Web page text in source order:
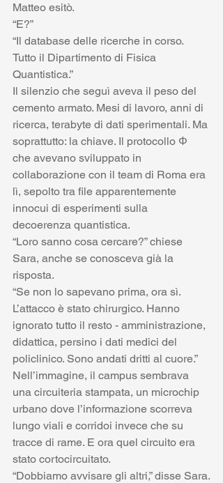
Matteo esitò.
“E?”
“Il database delle ricerche in corso.
Tutto il Dipartimento di Fisica
Quantistica.”
Il silenzio che seguì aveva il peso del
cemento armato. Mesi di lavoro, anni di
ricerca, terabyte di dati sperimentali. Ma
soprattutto: la chiave. Il protocollo Φ
che avevano sviluppato in
collaborazione con il team di Roma era
lì, sepolto tra file apparentemente
innocui di esperimenti sulla
decoerenza quantistica.
“Loro sanno cosa cercare?” chiese
Sara, anche se conosceva già la
risposta.
“Se non lo sapevano prima, ora sì.
L’attacco è stato chirurgico. Hanno
ignorato tutto il resto - amministrazione,
didattica, persino i dati medici del
policlinico. Sono andati dritti al cuore.”
Nell’immagine, il campus sembrava
una circuiteria stampata, un microchip
urbano dove l’informazione scorreva
lungo viali e corridoi invece che su
tracce di rame. E ora quel circuito era
stato cortocircuitato.
“Dobbiamo avvisare gli altri,” disse Sara.